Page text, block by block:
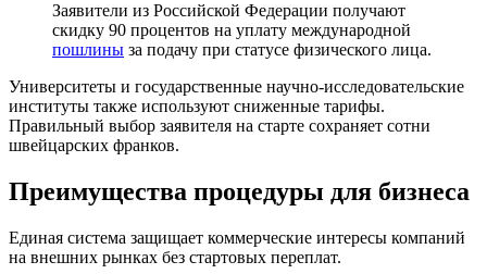
Заявители из Российской Федерации получают
скидку 90 процентов на уплату международной
пошлины за подачу при статусе физического лица.
Университеты и государственные научно-исследовательские
институты также используют сниженные тарифы.
Правильный выбор заявителя на старте сохраняет сотни
швейцарских франков.
Преимущества процедуры для бизнеса
Единая система защищает коммерческие интересы компаний
на внешних рынках без стартовых переплат.